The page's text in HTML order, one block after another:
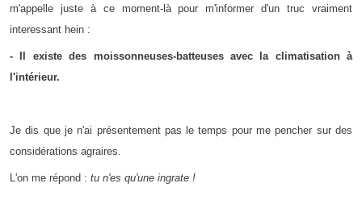
m'appelle juste à ce moment-là pour m'informer d'un truc vraiment
interessant hein :
- Il existe des moissonneuses-batteuses avec la climatisation à
l'intérieur.
Je dis que je n'ai présentement pas le temps pour me pencher sur des
considérations agraires.
L'on me répond : tu n'es qu'une ingrate !